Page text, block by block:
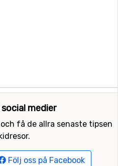
medier
få de allra senaste tipsen
Följ oss på Facebook